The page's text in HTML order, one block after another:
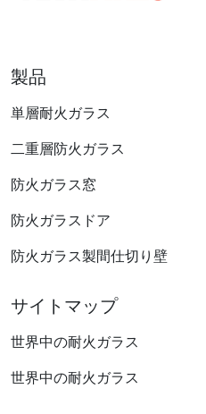
製品
単層耐火ガラス
二重層防火ガラス
防火ガラス窓
防火ガラスドア
防火ガラス製間仕切り壁
サイトマップ
世界中の耐火ガラス
世界中の耐火ガラス